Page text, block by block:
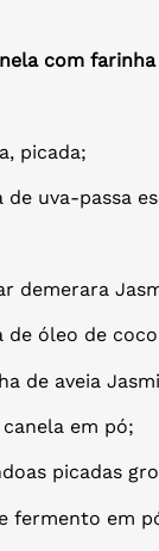
com farinha
picada;
de uva-passa
demerara
de óleo de
de aveia
em pó;
picadas
fermento em